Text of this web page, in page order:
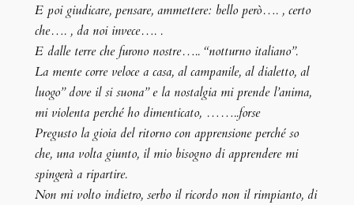
E poi giudicare, pensare, ammettere: bello però…. , certo
che…. , da noi invece…. .
E dalle terre che furono nostre….. “notturno italiano”.
La mente corre veloce a casa, al campanile, al dialetto, al
luogo” dove il si suona” e la nostalgia mi prende l’anima,
mi violenta perché ho dimenticato, ……..forse
Pregusto la gioia del ritorno con apprensione perché so
che, una volta giunto, il mio bisogno di apprendere mi
spingerà a ripartire.
Non mi volto indietro, serbo il ricordo non il rimpianto, di